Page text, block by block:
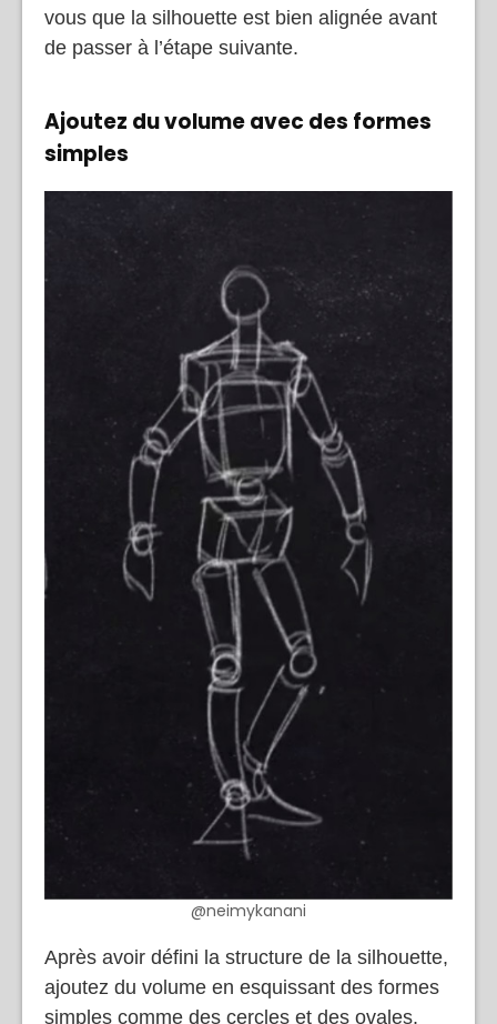
vous que la silhouette est bien alignée avant
de passer à l’étape suivante.
Ajoutez du volume avec des formes
simples
@neimykanani
Après avoir défini la structure de la silhouette,
ajoutez du volume en esquissant des formes
simples comme des cercles et des ovales.